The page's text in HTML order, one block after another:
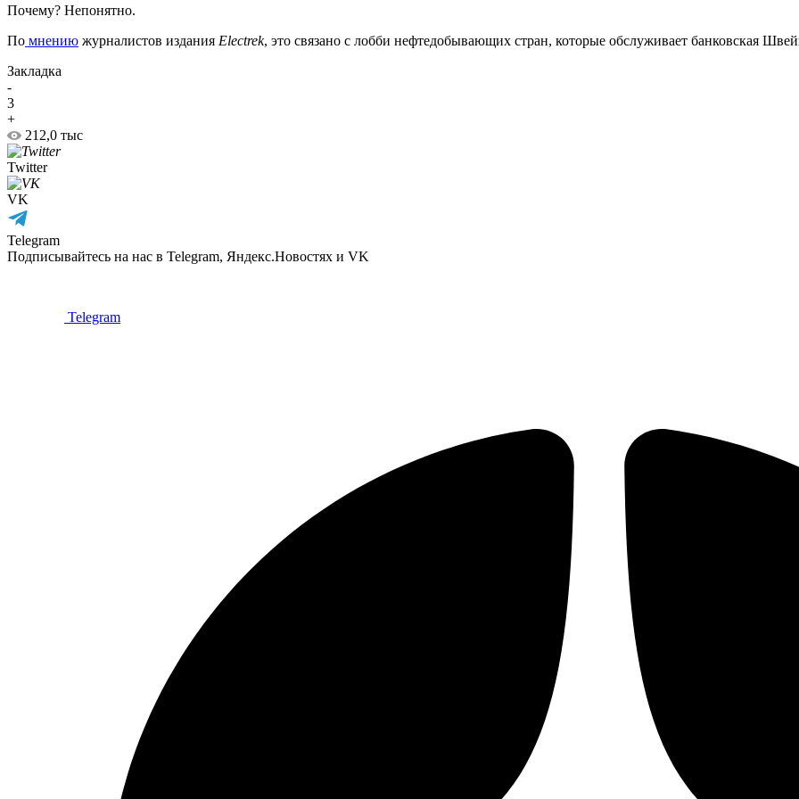
Почему? Непонятно.
По мнению журналистов издания Electrek, это связано с лобби нефтедобывающих стран, которые обслуживает банковская
Закладка
-
3
+
212,0 тыс
Twitter
VK
Telegram
Подписывайтесь на нас в Telegram, Яндекс.Новостях и VK
Telegram